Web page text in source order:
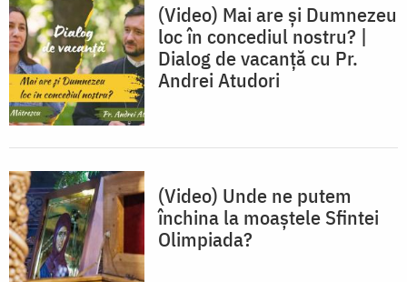
(Video) Mai are și Dumnezeu
loc în concediul nostru? |
Dialog de vacanță cu Pr.
Andrei Atudori
(Video) Unde ne putem
închina la moaștele Sfintei
Olimpiada?